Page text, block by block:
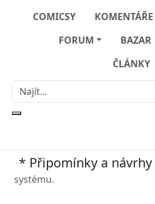
COMICSY KOMENTÁŘE
FORUM
BAZAR
ČLÁNKY
* Připomínky a návrhy
systému.